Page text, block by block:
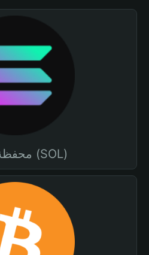
محفظة سولانا (SOL)